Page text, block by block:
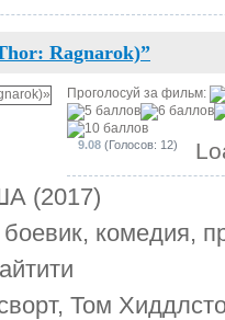
Ragnarok)”
Проголосуй за фильм:
9.08 (Голосов: 12)
(2017)
комедия,
Том